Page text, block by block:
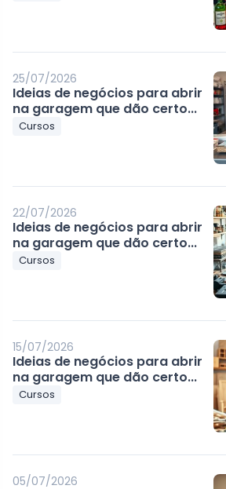
25/07/2026
Ideias de negócios para abrir
na garagem que dão certo...
Cursos
22/07/2026
Ideias de negócios para abrir
na garagem que dão certo...
Cursos
15/07/2026
Ideias de negócios para abrir
na garagem que dão certo...
Cursos
05/07/2026